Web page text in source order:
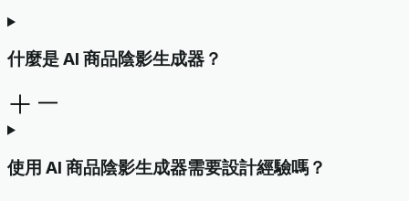
什麼是 AI 商品陰影生成器？
使用 AI 商品陰影生成器需要設計經驗嗎？